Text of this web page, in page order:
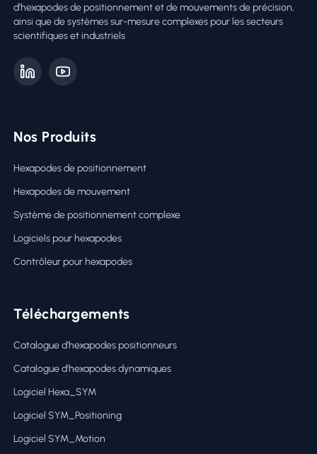
d’hexapodes de positionnement et de mouvements de précision,
ainsi que de systèmes sur-mesure complexes pour les secteurs
scientifiques et industriels
Nos Produits
Hexapodes de positionnement
Hexapodes de mouvement
Système de positionnement complexe
Logiciels pour hexapodes
Contrôleur pour hexapodes
Téléchargements
Catalogue d’hexapodes positionneurs
Catalogue d’hexapodes dynamiques
Logiciel Hexa_SYM
Logiciel SYM_Positioning
Logiciel SYM_Motion